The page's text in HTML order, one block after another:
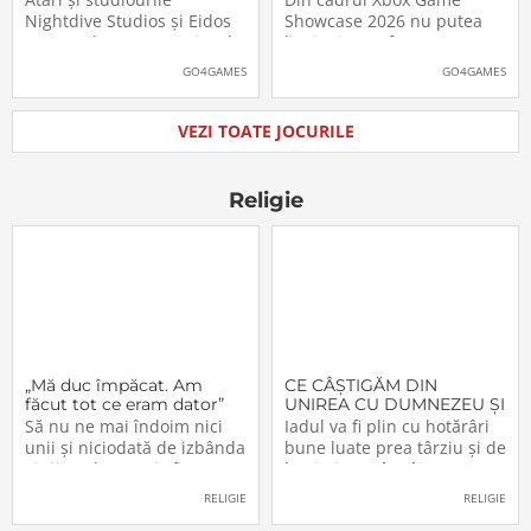
pe platformele moderne
Nightdive Studios și Eidos
Montreal au anunțat jocul
Thief: The Dark Project
PlayStation 5, PlayStation 4,
Xbox Series X|S, Nintendo
Switch 2, Nintendo Switch
GO4GAMES
putea juca
Showcase 2026 nu putea
lipsi Minecraft Dungeons II,
care, pe lângă un nou
oficială de lansare. Astfel,
pasionații se vor putea
aventura în Minecraft
Video: Minecraft
GO4GAMES
VEZI TOATE JOCURILE
Religie
„Mă duc împăcat. Am
făcut tot ce eram dator”
Să nu ne mai îndoim nici
unii şi niciodată de izbânda
şi viitorul acestei sfinte
RELIGIE
CE CÂŞTIGĂM DIN
UNIREA CU DUMNEZEU ŞI
CU FRAŢII (VI)
Iadul va fi plin cu hotărâri
bune luate prea târziu şi de
lacrimi nemângâiate
vărsate prea târziu. Lumea
RELIGIE